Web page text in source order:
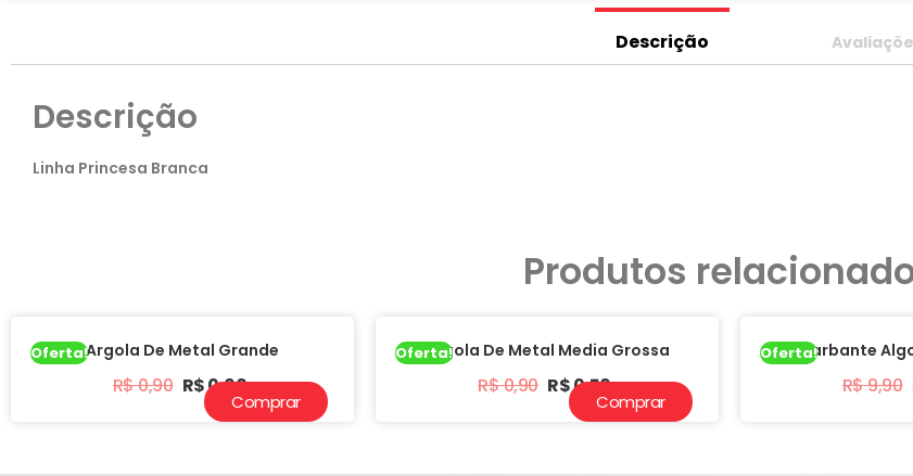
Descrição
Descrição
Linha Princesa Branca
Produtos
Oferta!Argola De Metal Grande
R$0,90 R$0,60
Oferta!Argola De Metal Media Grossa
R$0,90 R$0,50
Comprar
Oferta!Barbante
R$9,90
Comprar